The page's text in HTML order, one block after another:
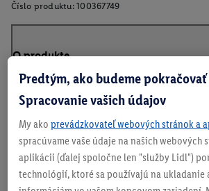
Číslo produktu: 100367749
O produkte
Na stiahnutie
Predtým, ako budeme
Spracovanie vašich údajov
My ako prevádzkovateľ webových stránok a
spracúvame vaše údaje na našich webových
aplikácii (ďalej spoločne len "služby Lidl")
technológií, ktoré sa používajú na ukladanie